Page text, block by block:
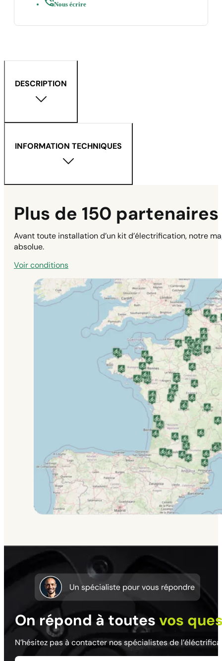
Nous écrire
DESCRIPTION
INFORMATION TECHNIQUES
Plus de 150
Avant toute installation d’un kit d’électrification, notre
absolue.
Voir conditions
On répond à toutes vos
N’hésitez pas à contacter nos spécialistes de